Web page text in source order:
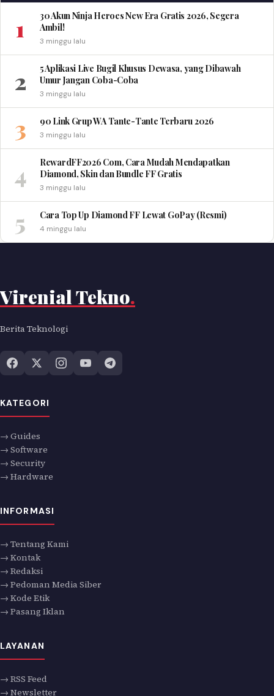
1
30 Akun Ninja Heroes New Era Gratis 2026, Segera
Ambil!
3 minggu lalu
2
5 Aplikasi Live Bugil Khusus Dewasa, yang Dibawah
Umur Jangan Coba-Coba
3 minggu lalu
3 90 Link Grup WA Tante-Tante Terbaru 2026
3 minggu lalu
4
RewardFF2026 Com, Cara Mudah Mendapatkan
Diamond, Skin dan Bundle FF Gratis
3 minggu lalu
5 Cara Top Up Diamond FF Lewat GoPay (Resmi)
4 minggu lalu
Virenial Tekno.
Berita Teknologi
KATEGORI
→ Guides
→ Software
→ Security
→ Hardware
INFORMASI
→ Tentang Kami
→ Kontak
→ Redaksi
→ Pedoman Media Siber
→ Kode Etik
→ Pasang Iklan
LAYANAN
→ RSS Feed
→ Newsletter